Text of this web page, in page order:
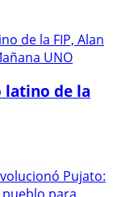
latino de la